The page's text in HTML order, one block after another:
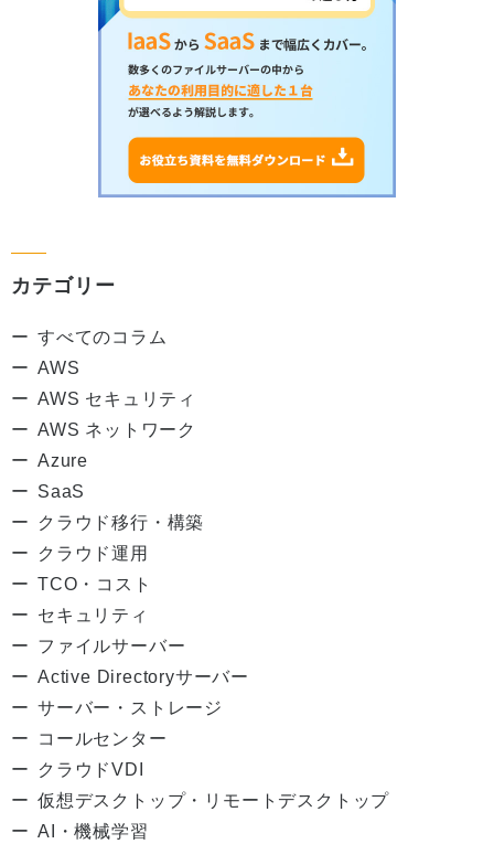
カテゴリー
すべてのコラム
AWS
AWS セキュリティ
AWS ネットワーク
Azure
SaaS
クラウド移行・構築
クラウド運用
TCO・コスト
セキュリティ
ファイルサーバー
Active Directoryサーバー
サーバー・ストレージ
コールセンター
クラウドVDI
仮想デスクトップ・リモートデスクトップ
AI・機械学習